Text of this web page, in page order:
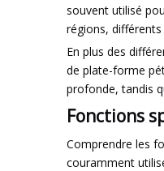
souvent utilisé
régions,
En plus des
de plate-forme
profonde, tandis
Fonctions
Comprendre les
couramment